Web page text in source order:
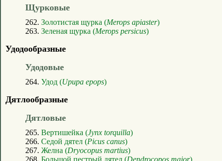
Щурковые
262. Золотистая щурка (Merops apiaster)
263. Зеленая щурка (Merops persicus)
Удодообразные
Удодовые
264. Удод (Upupa epops)
Дятлообразные
Дятловые
265. Вертишейка (Jynx torquilla)
266. Седой дятел (Picus canus)
267. Желна (Dryocopus martius)
268. Большой пестрый дятел (Dendrocopos major)